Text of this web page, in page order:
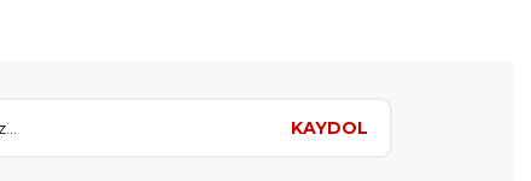
KAYDOL